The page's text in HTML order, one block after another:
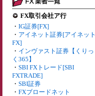
FX取引会社ア行
・ IG証券[FX]
・ アイネット証券[アイネット
FX]
・ インヴァスト証券【くりっ
く365】
・ SBI FXトレード[SBI
FXTRADE]
・ SBI証券
・ FXブロードネット